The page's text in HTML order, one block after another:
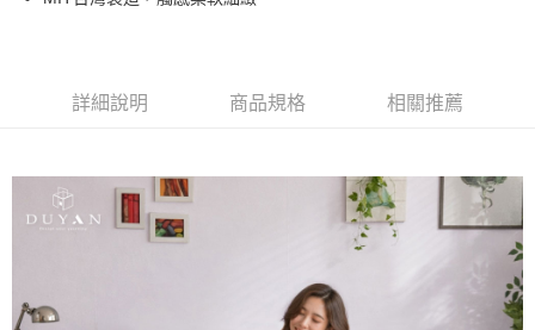
元大商業銀行
永豐商業銀行
Google Pay
大哥付你分期
相關說明
【大哥付你分期使用說明】
2.付款方式選擇「大哥付你分期」，訂單成立後會自動跳轉到大哥付的交易
流程，驗證手機門號後，選擇欲分期的期數、繳款截止日，確認付款後即完
【關於「AFTEE先享後付」】
詳細說明 商品規格 相關推薦